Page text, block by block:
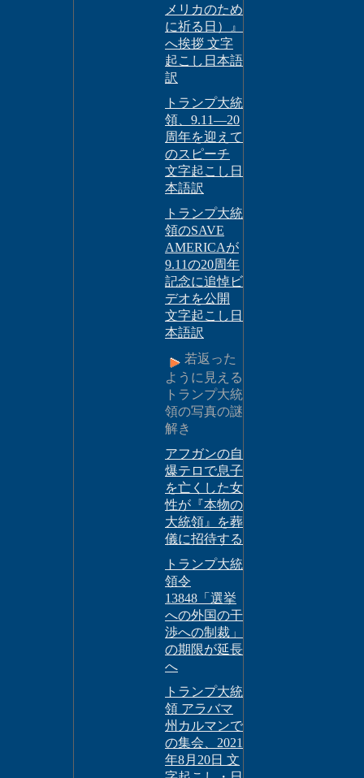
メリカのため
に祈る日）』
へ挨拶 文字
起こし日本語
訳
トランプ大統
領、9.11―20
周年を迎えて
のスピーチ
文字起こし日
本語訳
トランプ大統
領のSAVE
AMERICAが
9.11の20周年
記念に追悼ビ
デオを公開
文字起こし日
本語訳
若返った
ように見える
トランプ大統
領の写真の謎
解き
アフガンの自
爆テロで息子
を亡くした女
性が『本物の
大統領』を葬
儀に招待する
トランプ大統
領令
13848「選挙
への外国の干
渉への制裁」
の期限が延長
へ
トランプ大統
領 アラバマ
州カルマンで
の集会、2021
年8月20日 文